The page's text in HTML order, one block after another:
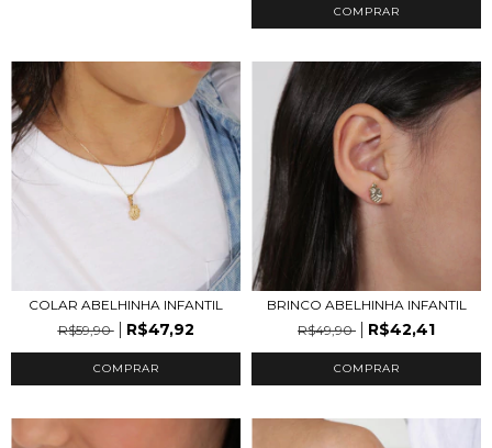
COMPRAR
COLAR ABELHINHA INFANTIL
R$59,90
R$47,92
COMPRAR
BRINCO ABELHINHA INFANTIL
R$49,90
R$42,41
COMPRAR